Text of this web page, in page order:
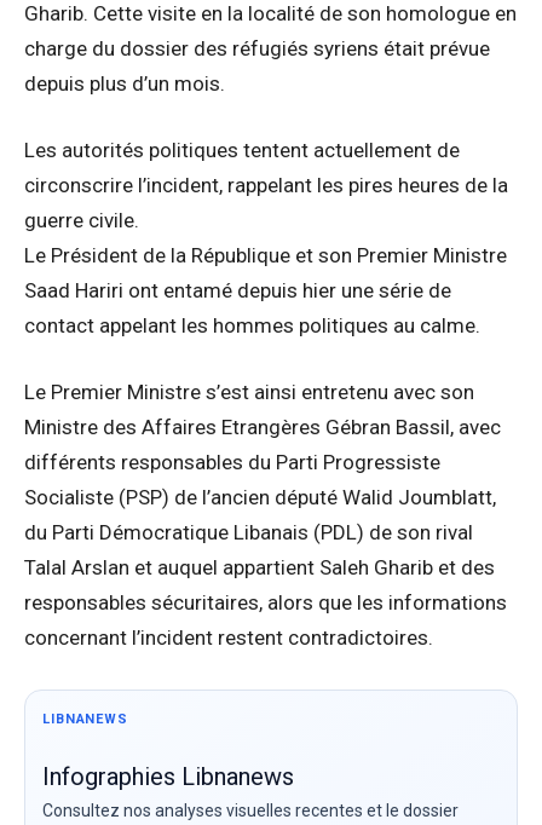
Gharib. Cette visite en la localité de son homologue en
charge du dossier des réfugiés syriens était prévue
depuis plus d’un mois.
Les autorités politiques tentent actuellement de
circonscrire l’incident, rappelant les pires heures de la
guerre civile.
Le Président de la République et son Premier Ministre
Saad Hariri ont entamé depuis hier une série de
contact appelant les hommes politiques au calme.
Le Premier Ministre s’est ainsi entretenu avec son
Ministre des Affaires Etrangères Gébran Bassil, avec
différents responsables du Parti Progressiste
Socialiste (PSP) de l’ancien député Walid Joumblatt,
du Parti Démocratique Libanais (PDL) de son rival
Talal Arslan et auquel appartient Saleh Gharib et des
responsables sécuritaires, alors que les informations
concernant l’incident restent contradictoires.
LIBNANEWS
Infographies Libnanews
Consultez nos analyses visuelles recentes et le dossier